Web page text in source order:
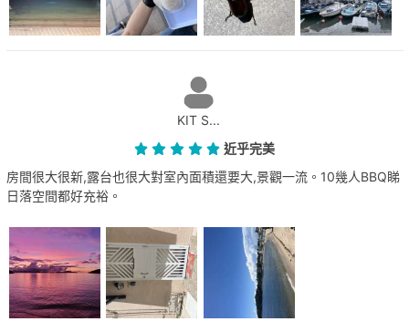
KIT S...
近乎完美
房間很大很新,露台也很大對室內面積還要大,景觀一流。10幾人BBQ睇
日落空間都好充裕。